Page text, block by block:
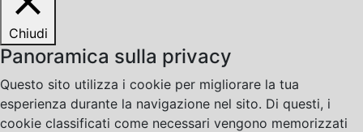
Chiudi
Panoramica sulla privacy
Questo sito utilizza i cookie per migliorare la tua
esperienza durante la navigazione nel sito. Di questi, i
cookie classificati come necessari vengono memorizzati